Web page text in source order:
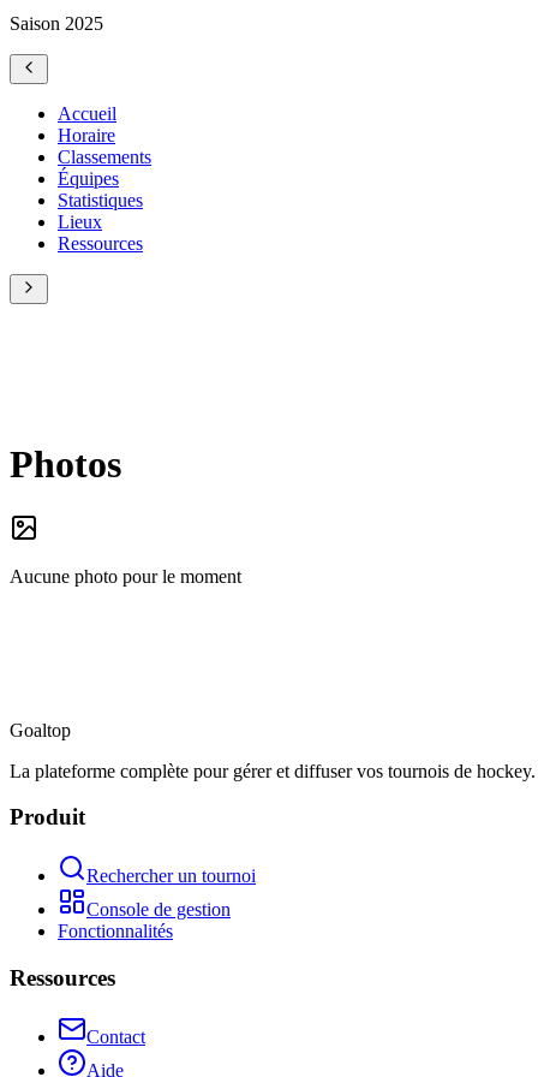
Saison 2025
Accueil
Horaire
Classements
Équipes
Statistiques
Lieux
Ressources
Photos
Aucune photo pour le moment
Goaltop
La plateforme complète pour gérer et diffuser vos tournois de hockey.
Produit
Rechercher un tournoi
Console de gestion
Fonctionnalités
Ressources
Contact
Aide